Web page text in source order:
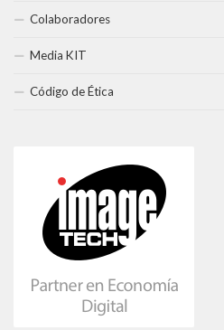
Colaboradores
Media KIT
Código de Ética